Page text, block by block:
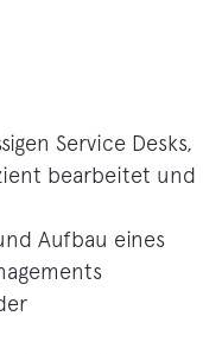
Service Desks,
bearbeitet und
Aufbau eines